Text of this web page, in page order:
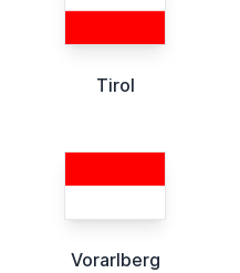
Tirol
Vorarlberg